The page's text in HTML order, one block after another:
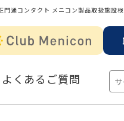
門通コンタクト メニコン製品取扱施設
よくあるご質問